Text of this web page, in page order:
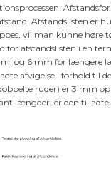
Afstandslisten er
vil man kunne høre
for afstandslisten i en
og 6 mm for længere
afvigelse i forhold til
ruder) er 3 mm
længder, er den tilladte